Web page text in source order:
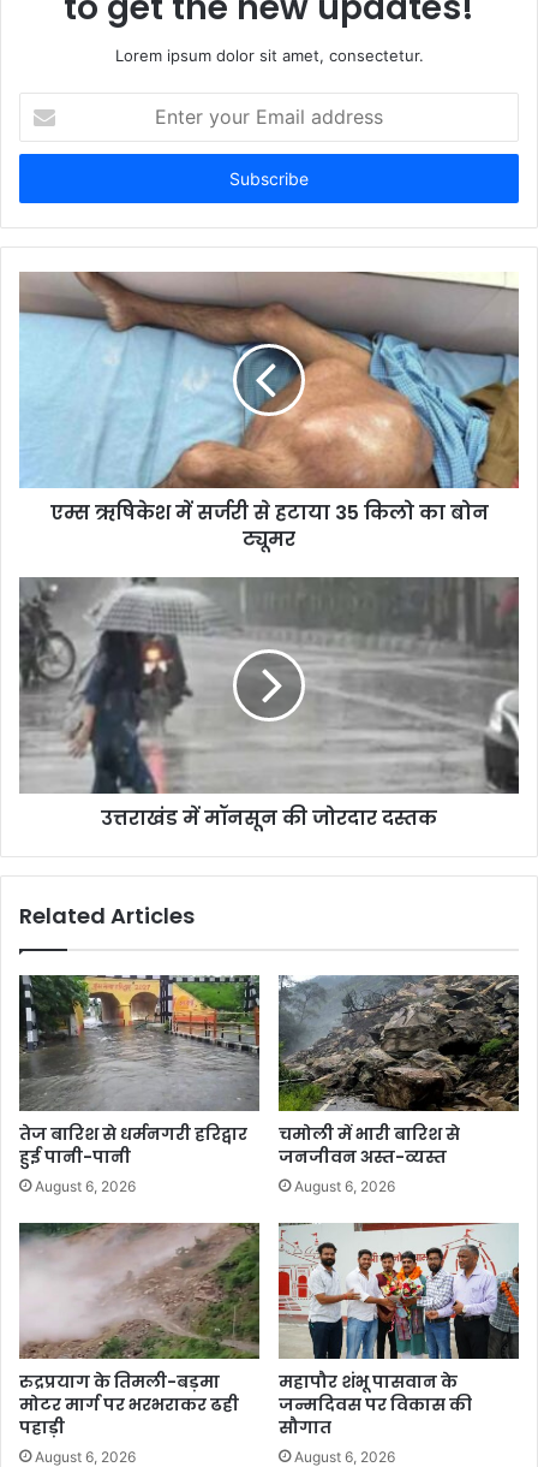
Lorem ipsum dolor sit amet, consectetur.
your
Email
एम्स ऋषिकेश में सर्जरी से हटाया 35 किलो का बोन
ट्यूमर
उत्तराखंड में मॉनसून की जोरदार दस्तक
Related Articles
तेज बारिश से धर्मनगरी हरिद्वार
हुई पानी-पानी
August 6, 2026
चमोली में भारी बारिश से
जनजीवन अस्त-व्यस्त
August 6, 2026
रुद्रप्रयाग के तिमली-बड़मा
मोटर मार्ग पर भरभराकर ढही
पहाड़ी
August 6, 2026
महापौर शंभू पासवान के
जन्मदिवस पर विकास की
सौगात
August 6, 2026